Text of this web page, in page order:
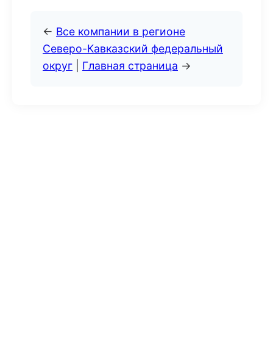
← Все компании в регионе
Северо-Кавказский федеральный
округ
Главная страница →